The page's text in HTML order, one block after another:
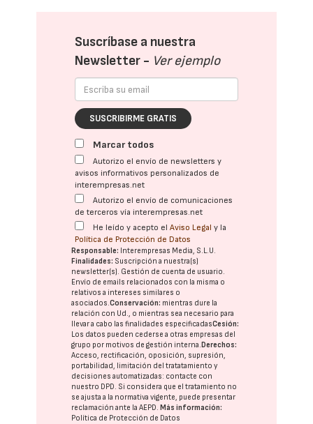
Suscríbase a nuestra
Newsletter - Ver ejemplo
SUSCRIBIRME GRATIS
Marcar todos
Autorizo el envío de newsletters y
avisos informativos personalizados de
interempresas.net
Autorizo el envío de comunicaciones
de terceros vía interempresas.net
He leído y acepto elAviso Legal y la
Política de Protección de Datos
Responsable: Interempresas Media, S.L.U.
Finalidades: Suscripción a nuestra(s)
newsletter(s). Gestión de cuenta de usuario.
Envío de emails relacionados con la misma o
relativos a intereses similares o
asociados.Conservación: mientras dure la
relación con Ud., o mientras sea necesario para
llevar a cabo las finalidades especificadasCesión:
Los datos pueden cederse a otras empresas del
grupo por motivos de gestión interna. Derechos:
Acceso, rectificación, oposición, supresión,
portabilidad, limitación del tratatamiento y
decisiones automatizadas: contacte con
nuestro DPD. Si considera que el tratamiento no
se ajusta a la normativa vigente, puede presentar
reclamación ante laAEPD. Más información:
Política de Protección de Datos